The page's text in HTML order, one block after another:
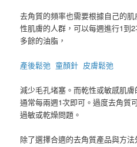
去角質的頻率也需要根據自己的
性肌膚的人群，可以每週進行1到
多餘的油脂，
產後鬆弛 童顏針 皮膚鬆弛
減少毛孔堵塞。而乾性或敏感肌
通常每兩週1次即可。過度去角質
過敏或乾燥問題。
除了選擇合適的去角質產品與方